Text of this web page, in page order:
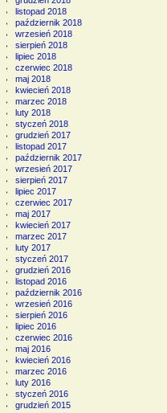
listopad 2018
październik 2018
wrzesień 2018
sierpień 2018
lipiec 2018
czerwiec 2018
maj 2018
kwiecień 2018
marzec 2018
luty 2018
styczeń 2018
grudzień 2017
listopad 2017
październik 2017
wrzesień 2017
sierpień 2017
lipiec 2017
czerwiec 2017
maj 2017
kwiecień 2017
marzec 2017
luty 2017
styczeń 2017
grudzień 2016
listopad 2016
październik 2016
wrzesień 2016
sierpień 2016
lipiec 2016
czerwiec 2016
maj 2016
kwiecień 2016
marzec 2016
luty 2016
styczeń 2016
grudzień 2015